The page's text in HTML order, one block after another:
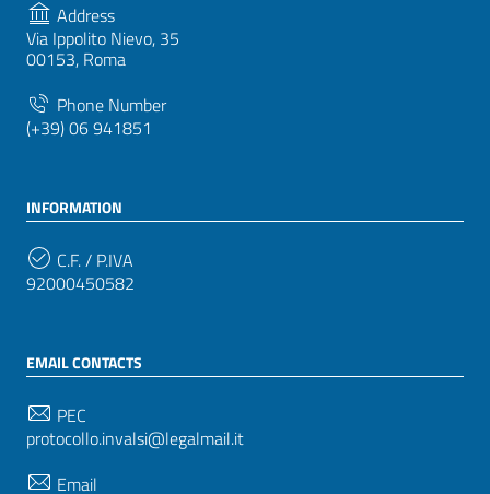
Address
Via Ippolito Nievo, 35
00153, Roma
Phone Number
(+39) 06 941851
INFORMATION
C.F. / P.IVA
92000450582
EMAIL CONTACTS
PEC
protocollo.invalsi@legalmail.it
Email